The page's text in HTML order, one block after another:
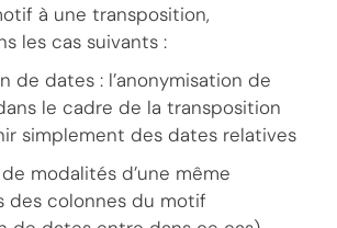
à une transposition,
les cas suivants :
de dates : l’anonymisation de
le cadre de la transposition
simplement des dates relatives
modalités d’une même
des colonnes du motif